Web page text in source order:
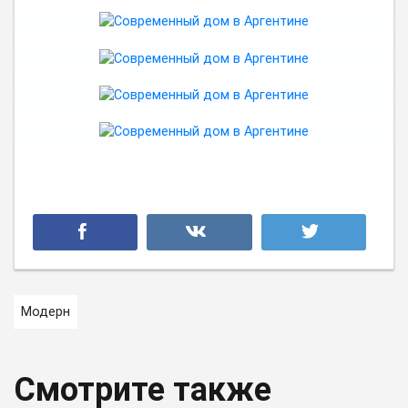
Модерн
Смотрите также